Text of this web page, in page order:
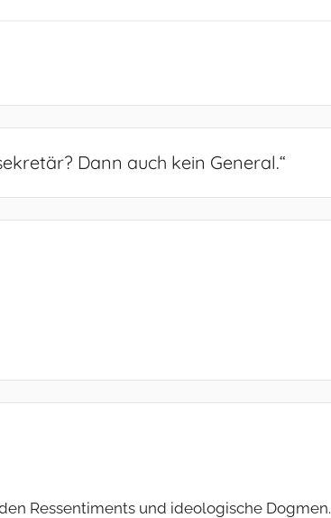
Dann auch kein General.“
Ressentiments und ideologische Dogmen.